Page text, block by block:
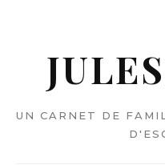
UN CARNET DE